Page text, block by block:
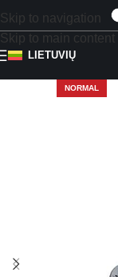
Skip to navigation
Skip to main content
LIETUVIŲ
NORMAL